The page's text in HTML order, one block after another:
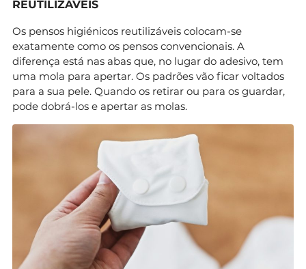
REUTILIZÁVEIS
Os pensos higiénicos reutilizáveis colocam-se
exatamente como os pensos convencionais. A
diferença está nas abas que, no lugar do adesivo, tem
uma mola para apertar. Os padrões vão ficar voltados
para a sua pele. Quando os retirar ou para os guardar,
pode dobrá-los e apertar as molas.